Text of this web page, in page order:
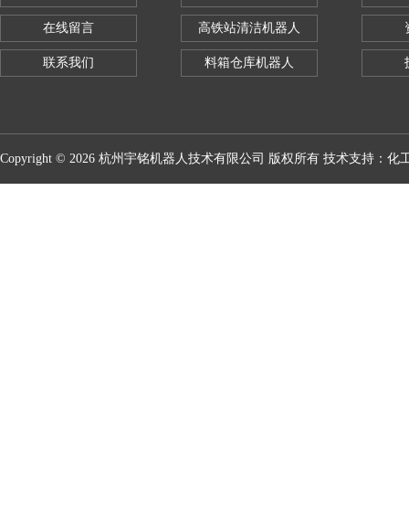
在线留言
联系我们
高铁站清洁机器人
料箱仓库机器人
Copyright © 2026 杭州宇铭机器人技术有限公司 版权所有 技术支持： 化